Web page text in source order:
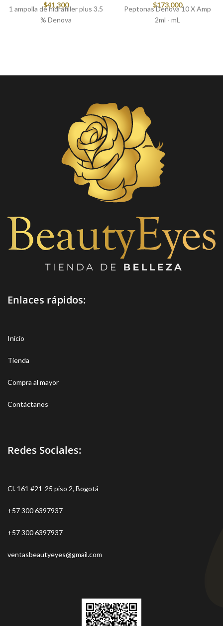
$41,300
1 ampolla de hidrafiller plus 3.5
% Denova
$173,000
Peptonas Denova 10 X Amp
2ml - mL
Enlaces rápidos:
Inicio
Tienda
Compra al mayor
Contáctanos
Redes Sociales:
Cl. 161 #21-25 piso 2, Bogotá
+57 300 6397937
+57 300 6397937
ventasbeautyeyes@gmail.com